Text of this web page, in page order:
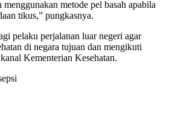
metode pel basah apabila
tikus,” pungkasnya.
pelaku perjalanan luar negeri agar
di negara tujuan dan mengikuti
Kementerian Kesehatan.